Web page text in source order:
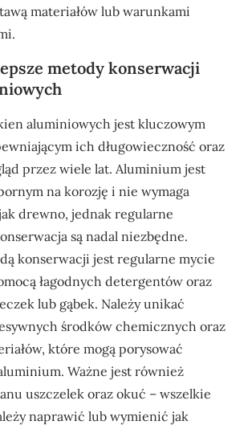
materiałów lub warunkami
metody konserwacji
aluminiowych jest kluczowym
ich długowieczność oraz
przez wiele lat. Aluminium jest
na korozję i nie wymaga
drewno, jednak regularne
są nadal niezbędne.
konserwacji jest regularne mycie
łagodnych detergentów oraz
lub gąbek. Należy unikać
środków chemicznych oraz
które mogą porysować
Ważne jest również
uszczelek oraz okuć – wszelkie
naprawić lub wymienić jak